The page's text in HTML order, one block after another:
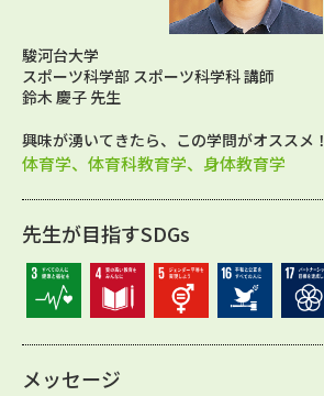
駿河台大学
スポーツ科学部 スポーツ科学科 講師
鈴木 慶子 先生
興味が湧いてきたら、この学問がオススメ！
体育学、体育科教育学、身体教育学
先生が目指すSDGs
メッセージ